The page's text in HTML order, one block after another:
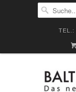
TEL.: